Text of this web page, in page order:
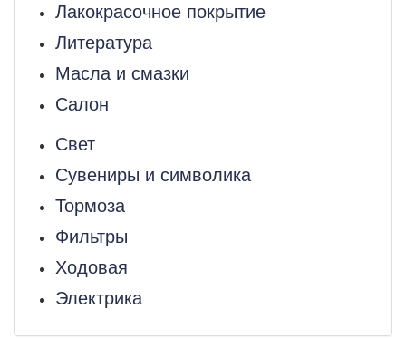
Лакокрасочное покрытие
Литература
Масла и смазки
Салон
Свет
Сувениры и символика
Тормоза
Фильтры
Ходовая
Электрика